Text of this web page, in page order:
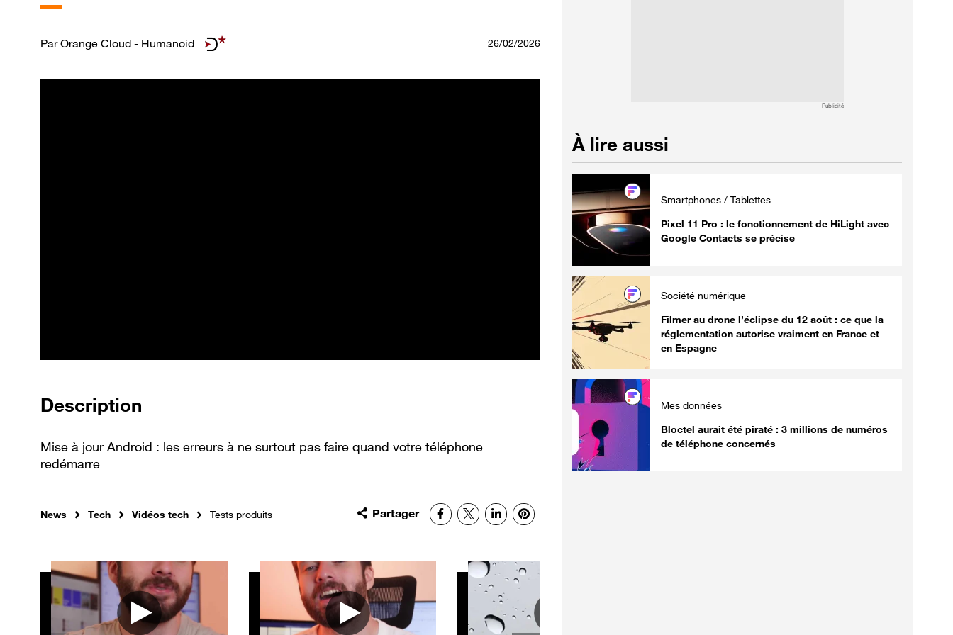
ParOrange Cloud - Humanoid 26/02/2026
Description
Mise à jour Android : les erreurs à ne surtout pas faire quand votre téléphone
redémarre
News Tech Vidéos tech Tests produits Partager Facebook
X LinkedInPinterest
Autres vidéos
Publicité
À lire aussi
Smartphones / Tablettes
Pixel 11 Pro : le fonctionnement de HiLight avec
Google Contacts se précise
Société numérique
Filmer au drone l’éclipse du 12 août : ce que la
réglementation autorise vraiment en France et
en Espagne
Mes données
Bloctel aurait été piraté : 3 millions de numéros
de téléphone concernés